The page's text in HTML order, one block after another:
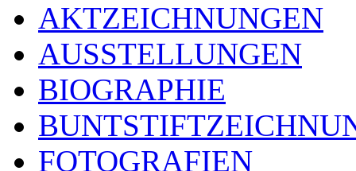
AKTZEICHNUNGEN
AUSSTELLUNGEN
BIOGRAPHIE
FOTOGRAFIEN